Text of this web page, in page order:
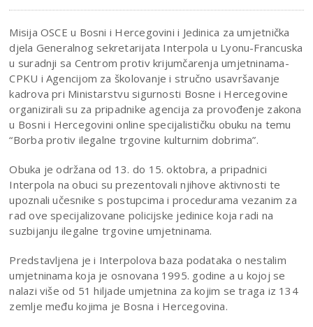
Misija OSCE u Bosni i Hercegovini i Jedinica za umjetnička
djela Generalnog sekretarijata Interpola u Lyonu-Francuska
u suradnji sa Centrom protiv krijumčarenja umjetninama-
CPKU i Agencijom za školovanje i stručno usavršavanje
kadrova pri Ministarstvu sigurnosti Bosne i Hercegovine
organizirali su za pripadnike agencija za provođenje zakona
u Bosni i Hercegovini online specijalističku obuku na temu
“Borba protiv ilegalne trgovine kulturnim dobrima”.
Obuka je održana od 13. do 15. oktobra, a pripadnici
Interpola na obuci su prezentovali njihove aktivnosti te
upoznali učesnike s postupcima i procedurama vezanim za
rad ove specijalizovane policijske jedinice koja radi na
suzbijanju ilegalne trgovine umjetninama.
Predstavljena je i Interpolova baza podataka o nestalim
umjetninama koja je osnovana 1995. godine a u kojoj se
nalazi više od 51 hiljade umjetnina za kojim se traga iz 134
zemlje među kojima je Bosna i Hercegovina.